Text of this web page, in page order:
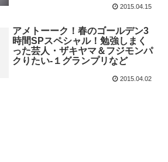
2015.04.15
アメトーーク！春のゴールデン3
時間SPスペシャル！勉強しまく
った芸人・ザキヤマ＆フジモンパ
クりたい-１グランプリなど
2015.04.02